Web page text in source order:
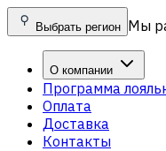
Выбрать регион Мы
О компании
Программа
Оплата
Доставка
Контакты